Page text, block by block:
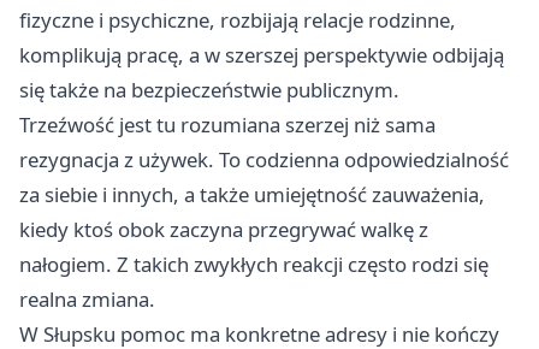
fizyczne i psychiczne, rozbijają relacje rodzinne,
komplikują pracę, a w szerszej perspektywie odbijają
się także na bezpieczeństwie publicznym.
Trzeźwość jest tu rozumiana szerzej niż sama
rezygnacja z używek. To codzienna odpowiedzialność
za siebie i innych, a także umiejętność zauważenia,
kiedy ktoś obok zaczyna przegrywać walkę z
nałogiem. Z takich zwykłych reakcji często rodzi się
realna zmiana.
W Słupsku pomoc ma konkretne adresy i nie kończy